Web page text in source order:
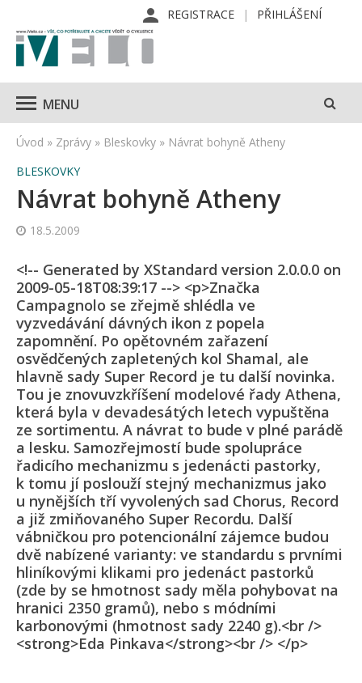
REGISTRACE PŘIHLÁŠENÍ
MENU
Úvod » Zprávy » Bleskovky » Návrat bohyně Atheny
BLESKOVKY
Návrat bohyně Atheny
18.5.2009
<!-- Generated by XStandard version 2.0.0.0 on
2009-05-18T08:39:17 --> <p>Značka
Campagnolo se zřejmě shlédla ve
vyzvedávání dávných ikon z popela
zapomnění. Po opětovném zařazení
osvědčených zapletených kol Shamal, ale
hlavně sady Super Record je tu další novinka.
Tou je znovuvzkříšení modelové řady Athena,
která byla v devadesátých letech vypuštěna
ze sortimentu. A návrat to bude v plné parádě
a lesku. Samozřejmostí bude spolupráce
řadicího mechanizmu s jedenácti pastorky,
k tomu jí poslouží stejný mechanizmus jako
u nynějších tří vyvolených sad Chorus, Record
a již zmiňovaného Super Recordu. Další
vábničkou pro potencionální zájemce budou
dvě nabízené varianty: ve standardu s prvními
hliníkovými klikami pro jedenáct pastorků
(zde by se hmotnost sady měla pohybovat na
hranici 2350 gramů), nebo s módními
karbonovými (hmotnost sady 2240 g).<br />
<strong>Eda Pinkava</strong><br /> </p>